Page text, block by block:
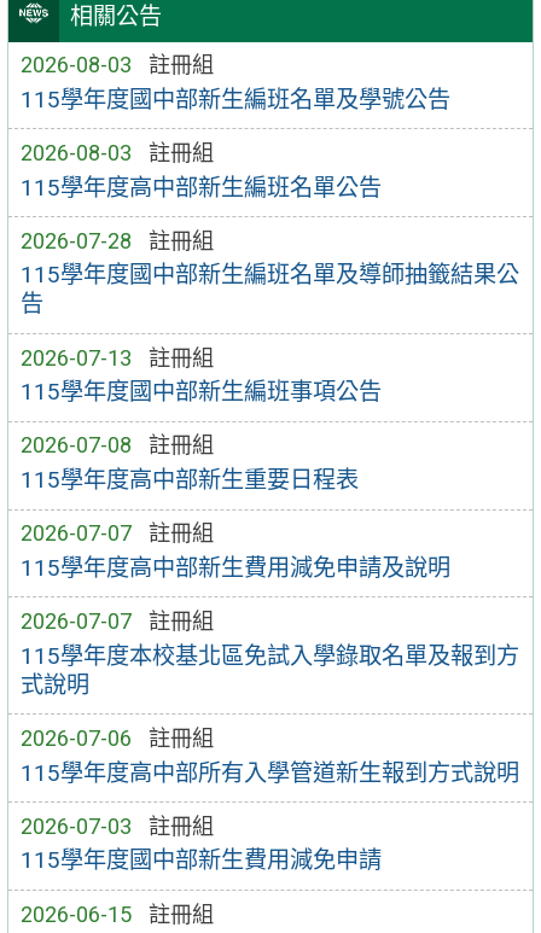
相關公告
2026-08-03 註冊組
115學年度國中部新生編班名單及學號公告
2026-08-03 註冊組
115學年度高中部新生編班名單公告
2026-07-28 註冊組
115學年度國中部新生編班名單及導師抽籤結果公
告
2026-07-13 註冊組
115學年度國中部新生編班事項公告
2026-07-08 註冊組
115學年度高中部新生重要日程表
2026-07-07 註冊組
115學年度高中部新生費用減免申請及說明
2026-07-07 註冊組
115學年度本校基北區免試入學錄取名單及報到方
式說明
2026-07-06 註冊組
115學年度高中部所有入學管道新生報到方式說明
2026-07-03 註冊組
115學年度國中部新生費用減免申請
2026-06-15 註冊組